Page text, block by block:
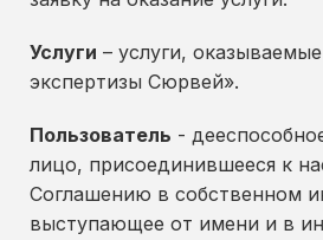
Услуги – услуги,
экспертизы Сюрвей».
Пользователь -
лицо, присоединившееся к
Соглашению в собственном
выступающее от имени и в